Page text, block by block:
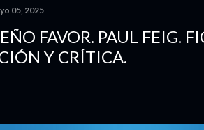
05, 2025
FAVOR. PAUL FEIG.
Y CRÍTICA.